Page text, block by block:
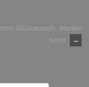
Glückwunsch, Monika
Kern!
→